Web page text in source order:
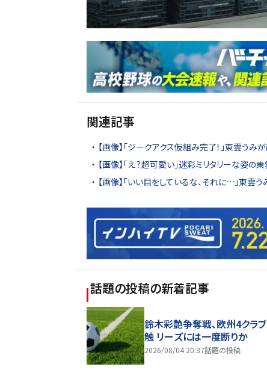
関連記事
【画像】「ジークアクス仮組み完了！」東雲う
【画像】「え？超可愛い」迷彩ミリタリーな姿の
【画像】「いい目をしているな、それに…」東
話題の投稿の新着記事
鈴木彩艶争奪戦、欧州4クラ
触 リーズには一度断りか
2026/08/04 20:37話題の投稿